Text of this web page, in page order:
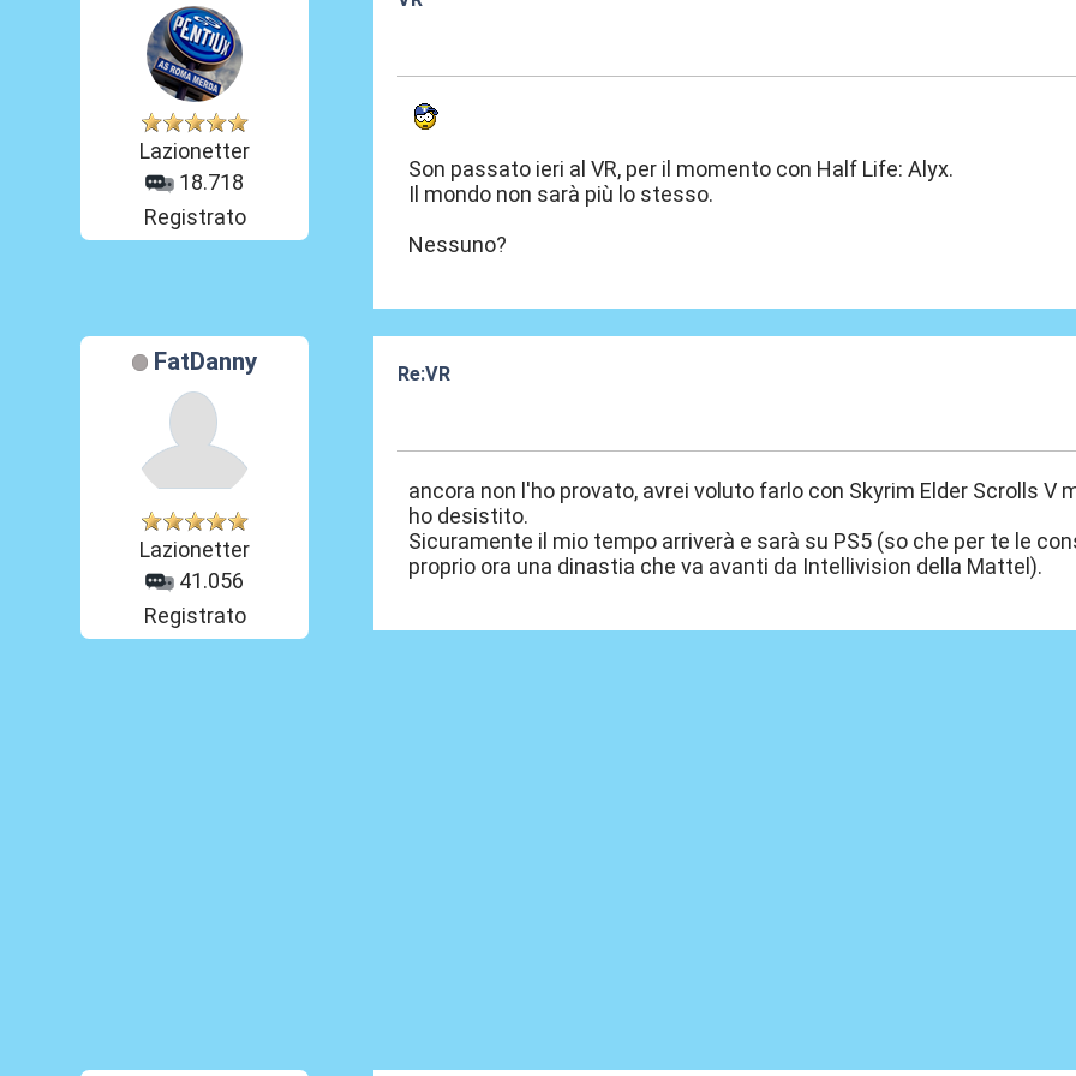
Lazionetter
18.718
Registrato
Son passato ieri al VR, per il momento con Half Life: Alyx.
Il mondo non sarà più lo stesso.
Nessuno?
FatDanny
Lazionetter
41.056
Registrato
Re:VR
ancora non l'ho provato, avrei voluto farlo con Skyrim Elder Scrolls
ho desistito.
Sicuramente il mio tempo arriverà e sarà su PS5 (so che per te le
proprio ora una dinastia che va avanti da Intellivision della Mattel).